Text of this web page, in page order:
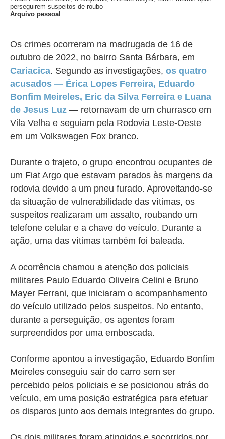
perseguirem suspeitos de roubo
Arquivo pessoal
Os crimes ocorreram na madrugada de 16 de
outubro de 2022, no bairro Santa Bárbara, em
Cariacica. Segundo as investigações, os quatro
acusados — Érica Lopes Ferreira, Eduardo
Bonfim Meireles, Eric da Silva Ferreira e Luana
de Jesus Luz — retornavam de um churrasco em
Vila Velha e seguiam pela Rodovia Leste-Oeste
em um Volkswagen Fox branco.
Durante o trajeto, o grupo encontrou ocupantes de
um Fiat Argo que estavam parados às margens da
rodovia devido a um pneu furado. Aproveitando-se
da situação de vulnerabilidade das vítimas, os
suspeitos realizaram um assalto, roubando um
telefone celular e a chave do veículo. Durante a
ação, uma das vítimas também foi baleada.
A ocorrência chamou a atenção dos policiais
militares Paulo Eduardo Oliveira Celini e Bruno
Mayer Ferrani, que iniciaram o acompanhamento
do veículo utilizado pelos suspeitos. No entanto,
durante a perseguição, os agentes foram
surpreendidos por uma emboscada.
Conforme apontou a investigação, Eduardo Bonfim
Meireles conseguiu sair do carro sem ser
percebido pelos policiais e se posicionou atrás do
veículo, em uma posição estratégica para efetuar
os disparos junto aos demais integrantes do grupo.